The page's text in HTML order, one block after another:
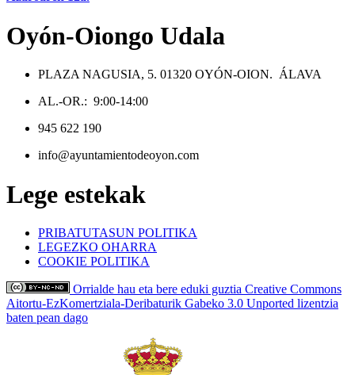
Oyón-Oiongo Udala
PLAZA NAGUSIA, 5. 01320 OYÓN-OION. ÁLAVA
AL.-OR.: 9:00-14:00
945 622 190
info@ayuntamientodeoyon.com
Lege estekak
PRIBATUTASUN POLITIKA
LEGEZKO OHARRA
COOKIE POLITIKA
Orrialde hau eta bere eduki guztia Creative Commons
Aitortu-EzKomertziala-Deribaturik Gabeko 3.0 Unported lizentzia
baten pean dago